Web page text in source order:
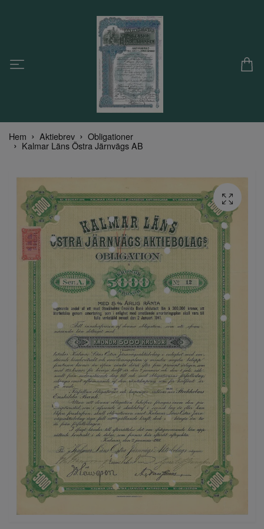
Hem Aktiebrev Obligationer
Kalmar Läns Östra Järnvägs AB